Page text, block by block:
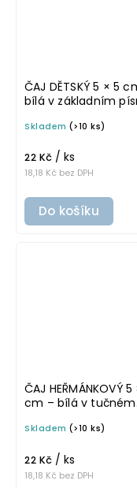
ČAJ DĚTSKÝ 5 × 5
bílá v základním
na potravinové dózy
Skladem (>10 ks)
18,18 Kč bez DPH
22 Kč / ks
Do košíku
ČAJ HEŘMÁNKOVÝ 5
cm – bílá v tučném
samolepka na
Skladem (>10 ks)
18,18 Kč bez DPH
22 Kč / ks